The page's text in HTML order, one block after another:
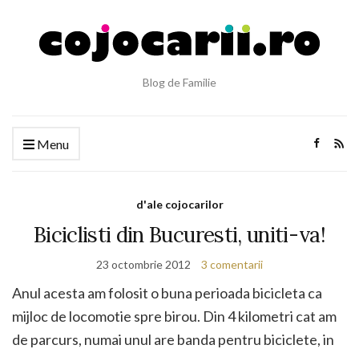
Blog de Familie
Menu
d'ale cojocarilor
Biciclisti din Bucuresti, uniti-va!
23 octombrie 2012 3 comentarii
Anul acesta am folosit o buna perioada bicicleta ca
mijloc de locomotie spre birou. Din 4 kilometri cat am
de parcurs, numai unul are banda pentru biciclete, in